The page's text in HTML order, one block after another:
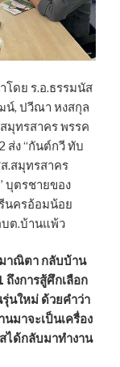
โดย ร.อ.ธรรมนัส
, ปวีณา หงสกุล
มุทรสาคร พรรค
ส่ง “กันต์กวี ทับ
.สมุทรสาคร
บุตรชายของ
นครอ้อมน้อย
บต.บ้านแพ้ว
าณิตา กลับบ้าน
ถึงการสู้ศึกเลือก
นใหม่ ด้วยคำว่า
มาจะเป็นเครื่อง
ได้กลับมาทำงาน